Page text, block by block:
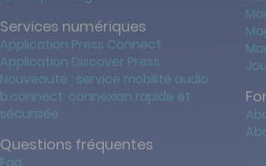
Services numériques
Application Press Connect
Application Discover Press
Nouveauté : service mobilité audio
b.connect: connexion rapide et
sécurisée
Questions fréquentes